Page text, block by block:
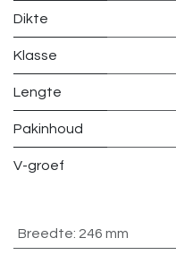
Dikte
Klasse
Lengte
Pakinhoud
V-groef
Breedte: 246 mm